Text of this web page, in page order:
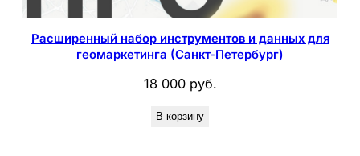
Расширенный набор инструментов и данных для
геомаркетинга (Санкт-Петербург)
18 000 руб.
В корзину